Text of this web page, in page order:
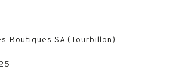
Boutiques SA (Tourbillon)